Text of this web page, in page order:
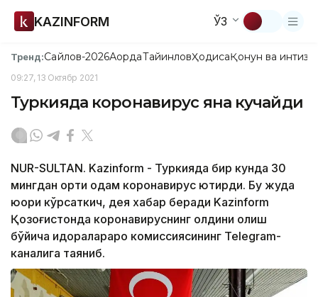
KAZINFORM ЎЗ
Тренд:Сайлов-2026АқордаТайинловҲодисаҚонун ва
09:27, 13 Октябр 2021
Туркияда коронавирус яна кучайди
NUR-SULTAN. Kazinform - Туркияда бир кунда 30
мингдан ортиқ одам коронавирус юқтирди. Бу жуда
юқори кўрсаткич, дея хабар беради Kazinform
Қозоғистонда коронавируснинг олдини олиш
бўйича идоралараро комиссиясининг Telegram-
каналига таяниб.